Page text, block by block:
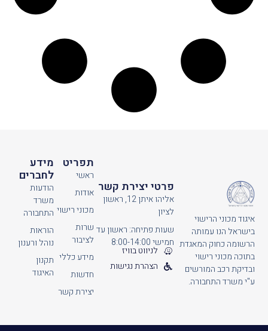
איגוד מכוני הרישוי
בישראל הנו עמותה
הרשומה כחוק המאגדת
בתוכה מכוני רישוי
ובדיקת רכב המורשים
ע"י משרד התחבורה.
מידע
לחברים
הודעות
משרד
התחבורה
הוראות
נוהל ורענון
תקנון
האיגוד
תפריט
ראשי
אודות
מכוני רישוי
שרות
לציבור
מידע כללי
חדשות
יצירת קשר
פרטי יצירת קשר
אליהו איתן 12, ראשון
לציון
שעות פתיחה: ראשון עד
חמישי 8:00-14:00
לניווט בוויז
הצהרת נגישות